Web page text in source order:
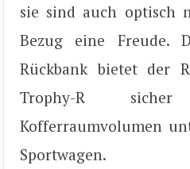
sie sind auch optisch
Bezug eine Freude.
Rückbank bietet der
Trophy-R
Kofferraumvolumen
Sportwagen.